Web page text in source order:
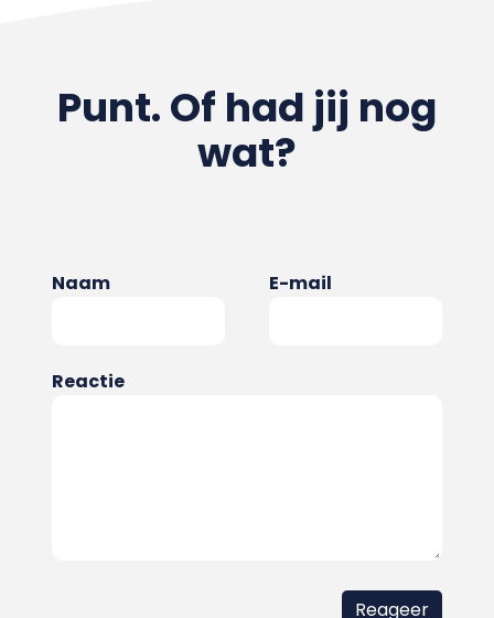
Punt. Of had jij nog
wat?
Naam E-mail
Reactie